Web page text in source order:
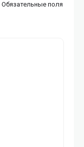
Обязательные поля